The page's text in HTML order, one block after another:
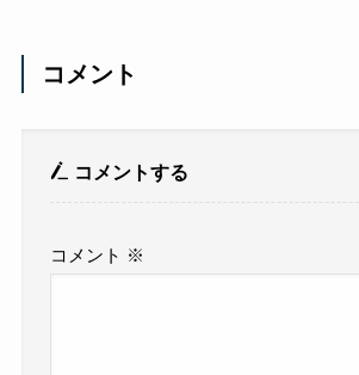
コメント
コメントする
コメント ※